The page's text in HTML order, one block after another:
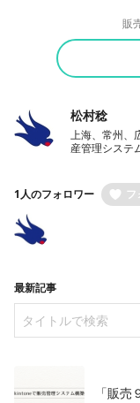
販
松村稔
上海、常州、
産管理システ
1人のフォロワー
最新記事
「販